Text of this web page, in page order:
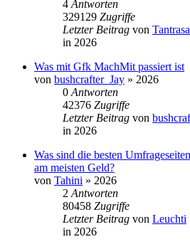
4 Antworten
329129 Zugriffe
Letzter Beitrag von
in 2026
Was mit Gfk MachMit passiert ist
von bushcrafter_Jay » 2026
0 Antworten
42376 Zugriffe
Letzter Beitrag von
in 2026
Was sind die besten
am meisten Geld?
von Tahini » 2026
2 Antworten
80458 Zugriffe
Letzter Beitrag von Leuchti
in 2026